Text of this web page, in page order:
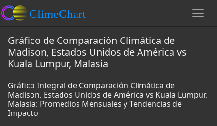
Gráfico de Comparación Climática de
Madison, Estados Unidos de América vs
Kuala Lumpur, Malasia
Gráfico Integral de Comparación Climática de
Madison, Estados Unidos de América vs Kuala Lumpur,
Malasia: Promedios Mensuales y Tendencias de
Impacto